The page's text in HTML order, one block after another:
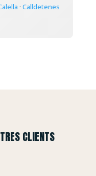
· Calldetenes
CLIENTS